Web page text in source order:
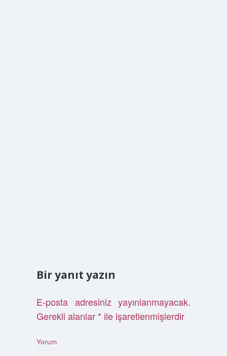
Bir yanıt yazın
E-posta adresiniz yayınlanmayacak.
Gerekli alanlar * ile işaretlenmişlerdir
Yorum